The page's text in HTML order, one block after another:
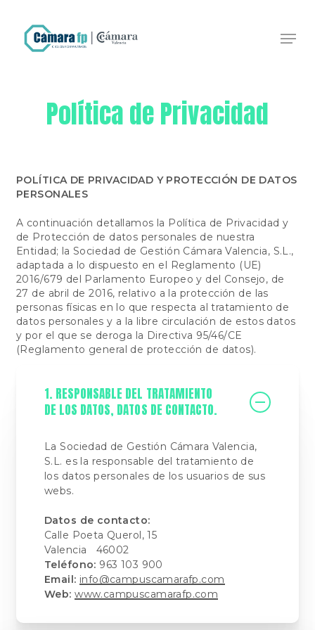
main
content
Política de Privacidad
POLÍTICA DE PRIVACIDAD Y PROTECCIÓN DE DATOS
PERSONALES
A continuación detallamos la Política de Privacidad y
de Protección de datos personales de nuestra
Entidad; la Sociedad de Gestión Cámara Valencia, S.L.,
adaptada a lo dispuesto en el Reglamento (UE)
2016/679 del Parlamento Europeo y del Consejo, de
27 de abril de 2016, relativo a la protección de las
personas físicas en lo que respecta al tratamiento de
datos personales y a la libre circulación de estos datos
y por el que se deroga la Directiva 95/46/CE
(Reglamento general de protección de datos).
1. RESPONSABLE DEL TRATAMIENTO
DE LOS DATOS, DATOS DE CONTACTO.
La Sociedad de Gestión Cámara Valencia,
S.L. es la responsable del tratamiento de
los datos personales de los usuarios de sus
webs.
Datos de contacto:
Calle Poeta Querol, 15
Valencia 46002
Teléfono: 963 103 900
Email: info@campuscamarafp.com
Web: www.campuscamarafp.com
Close